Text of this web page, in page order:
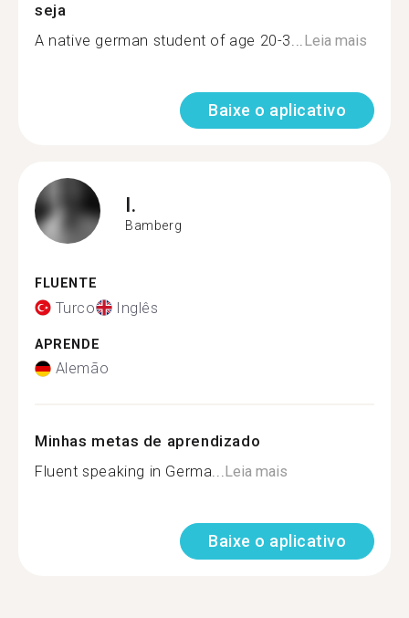
seja
A native german student of age 20-3...Leia mais
Baixe o aplicativo
I.
Bamberg
FLUENTE
Turco Inglês
APRENDE
Alemão
Minhas metas de aprendizado
Fluent speaking in Germa...Leia mais
Baixe o aplicativo